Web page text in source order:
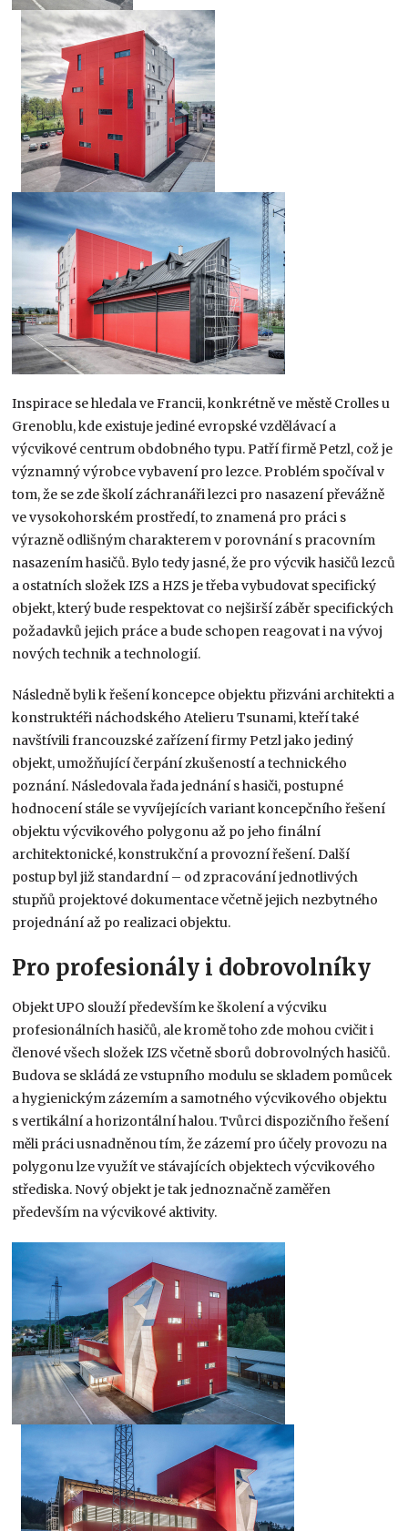
Inspirace se hledala ve Francii, konkrétně ve městě Crolles u
Grenoblu, kde existuje jediné evropské vzdělávací a
výcvikové centrum obdobného typu. Patří firmě Petzl, což je
významný výrobce vybavení pro lezce. Problém spočíval v
tom, že se zde školí záchranáři lezci pro nasazení převážně
ve vysokohorském prostředí, to znamená pro práci s
výrazně odlišným charakterem v porovnání s pracovním
nasazením hasičů. Bylo tedy jasné, že pro výcvik hasičů lezců
a ostatních složek IZS a HZS je třeba vybudovat specifický
objekt, který bude respektovat co nejširší záběr specifických
požadavků jejich práce a bude schopen reagovat i na vývoj
nových technik a technologií.
Následně byli k řešení koncepce objektu přizváni architekti a
konstruktéři náchodského Atelieru Tsunami, kteří také
navštívili francouzské zařízení firmy Petzl jako jediný
objekt, umožňující čerpání zkušeností a technického
poznání. Následovala řada jednání s hasiči, postupné
hodnocení stále se vyvíjejících variant koncepčního řešení
objektu výcvikového polygonu až po jeho finální
architektonické, konstrukční a provozní řešení. Další
postup byl již standardní – od zpracování jednotlivých
stupňů projektové dokumentace včetně jejich nezbytného
projednání až po realizaci objektu.
Pro profesionály i dobrovolníky
Objekt UPO slouží především ke školení a výcviku
profesionálních hasičů, ale kromě toho zde mohou cvičit i
členové všech složek IZS včetně sborů dobrovolných hasičů.
Budova se skládá ze vstupního modulu se skladem pomůcek
a hygienickým zázemím a samotného výcvikového objektu
s vertikální a horizontální halou. Tvůrci dispozičního řešení
měli práci usnadněnou tím, že zázemí pro účely provozu na
polygonu lze využít ve stávajících objektech výcvikového
střediska. Nový objekt je tak jednoznačně zaměřen
především na výcvikové aktivity.